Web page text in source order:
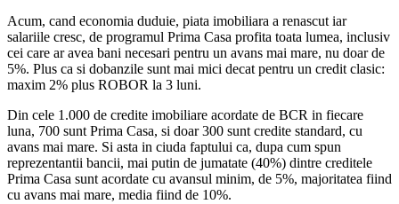
Acum, cand economia duduie, piata imobiliara a renascut iar
salariile cresc, de programul Prima Casa profita toata lumea, inclusiv
cei care ar avea bani necesari pentru un avans mai mare, nu doar de
5%. Plus ca si dobanzile sunt mai mici decat pentru un credit clasic:
maxim 2% plus ROBOR la 3 luni.
Din cele 1.000 de credite imobiliare acordate de BCR in fiecare
luna, 700 sunt Prima Casa, si doar 300 sunt credite standard, cu
avans mai mare. Si asta in ciuda faptului ca, dupa cum spun
reprezentantii bancii, mai putin de jumatate (40%) dintre creditele
Prima Casa sunt acordate cu avansul minim, de 5%, majoritatea fiind
cu avans mai mare, media fiind de 10%.